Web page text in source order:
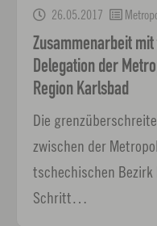
26.05.2017
Zusammenarbeit
Delegation der
Region Karlsbad
Die
zwischen der
tschechischen
Schritt…